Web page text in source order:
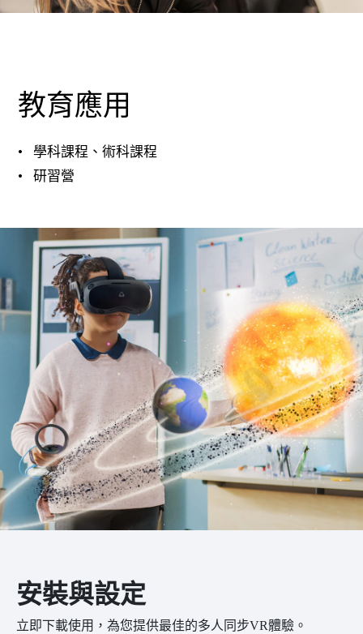
教育應用
學科課程、術科課程
研習營
安裝與設定
立即下載使用，為您提供最佳的多人同步VR體驗。